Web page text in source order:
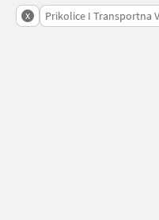
x Prikolice I Transportna